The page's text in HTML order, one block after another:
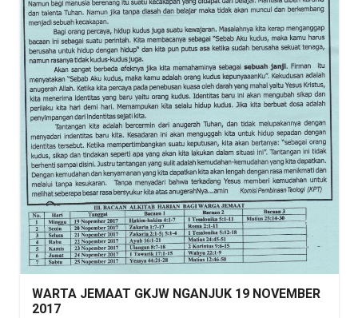
WARTA JEMAAT GKJW NGANJUK 19 NOVEMBER
2017